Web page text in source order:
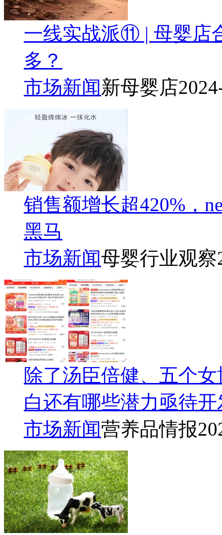
一线实战派⑪ | 母婴店
多？
市场新闻新母婴店
销售额增长超420%，
黑马
市场新闻母婴行业观察
除了汤臣倍健、五个
白还有哪些潜力亟待
市场新闻营养品情报